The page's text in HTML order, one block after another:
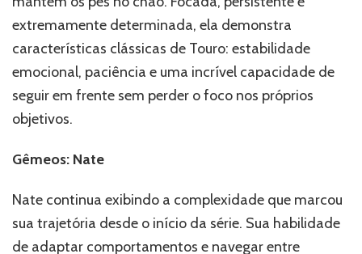
extremamente determinada, ela demonstra
características clássicas de Touro: estabilidade
emocional, paciência e uma incrível capacidade de
seguir em frente sem perder o foco nos próprios
objetivos.
Gêmeos: Nate
Nate continua exibindo a complexidade que marcou
sua trajetória desde o início da série. Sua habilidade
de adaptar comportamentos e navegar entre